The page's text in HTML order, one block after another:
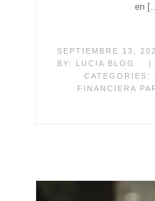
en
SEPTIEMBRE 13,
BY: LUCIA BLOG
|
CATEGORIES:
FINANCIERA